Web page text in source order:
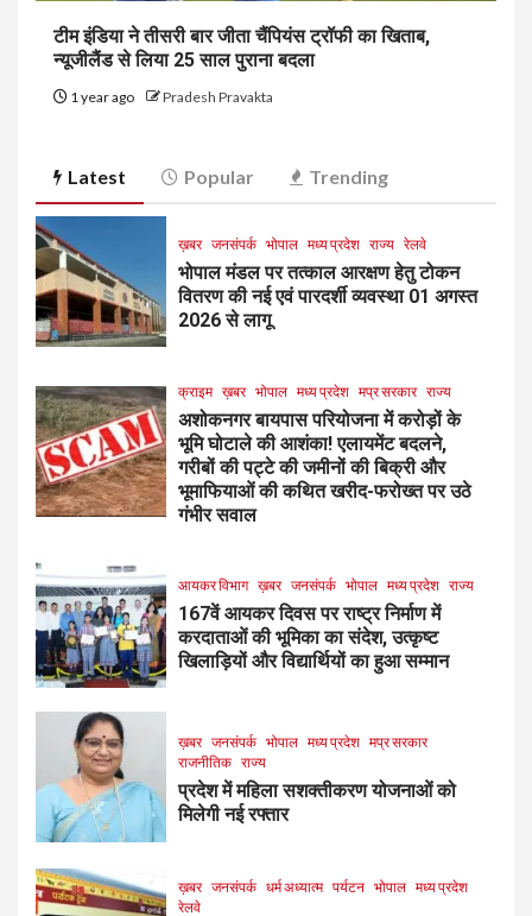
टीम इंडिया ने तीसरी बार जीता चैंपियंस ट्रॉफी का खिताब,
न्यूजीलैंड से लिया 25 साल पुराना बदला
1 year ago Pradesh Pravakta
Latest Popular Trending
ख़बर जनसंपर्क भोपाल मध्य प्रदेश राज्य रेलवे
भोपाल मंडल पर तत्काल आरक्षण हेतु टोकन
वितरण की नई एवं पारदर्शी व्यवस्था 01 अगस्त
2026 से लागू
क्राइम ख़बर भोपाल मध्य प्रदेश मप्र सरकार राज्य
अशोकनगर बायपास परियोजना में करोड़ों के
भूमि घोटाले की आशंका! एलायमेंट बदलने,
गरीबों की पट्टे की जमीनों की बिक्री और
भूमाफियाओं की कथित खरीद-फरोख्त पर उठे
गंभीर सवाल
आयकर विभाग ख़बर जनसंपर्क भोपाल मध्य प्रदेश राज्य
167वें आयकर दिवस पर राष्ट्र निर्माण में
करदाताओं की भूमिका का संदेश, उत्कृष्ट
खिलाड़ियों और विद्यार्थियों का हुआ सम्मान
ख़बर जनसंपर्क भोपाल मध्य प्रदेश मप्र सरकार
राजनीतिक राज्य
प्रदेश में महिला सशक्तीकरण योजनाओं को
मिलेगी नई रफ्तार
ख़बर जनसंपर्क धर्म अध्यात्म पर्यटन भोपाल मध्य प्रदेश
रेलवे